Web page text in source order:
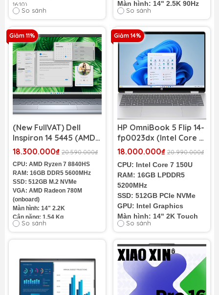
16:10)
Cân nặng: 1,90kg
Màu sắc: Bạc
Pin: 4 cell 54Wh
Tình trạng: MỚI 100% NEW Full
Box
Bảo Hành Chính Hãng 1 Năm
Dùng thử Đổi trả trong 1 Tuần
Trả Góp Chỉ Từ 4 Triệu, nhận máy
về tay
So sánh
Màn hình: 14" 2.5K 90Hz
Cân nặng: 1.66Kg
So sánh
Giảm 11%
(New FullVAT) Dell
Inspiron 14 5445 (AMD
Ryzen 7 8840HS | RAM
inch 2.2K)
18.300.000₫ 20.590.000₫
CPU: AMD Ryzen 7 8840HS
RAM: 16GB DDR5 5600MHz
SSD: 512GB M.2 NVMe
VGA: AMD Radeon 780M
(onboard)
Màn hình: 14" 2.2K
Cân nặng: 1.54 Kg
So sánh
Giảm 14%
HP OmniBook 5 Flip 14-
fp0023dx (Intel Core 7
150U | RAM 16GB | SSD
Touch)
18.000.000₫ 20.990.000₫
CPU: Intel Core 7 150U
RAM: 16GB LPDDR5
5200MHz
SSD: 512GB PCIe NVMe
GPU: Intel Graphics
Màn hình: 14" 2K Touch
Cân nặng: 1.62 kg
So sánh